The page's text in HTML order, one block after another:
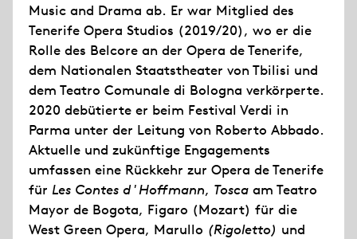
Music and Drama ab. Er war Mitglied des
Tenerife Opera Studios (2019/20), wo er die
Rolle des Belcore an der Opera de Tenerife,
dem Nationalen Staatstheater von Tbilisi und
dem Teatro Comunale di Bologna verkörperte.
2020 debütierte er beim Festival Verdi in
Parma unter der Leitung von Roberto Abbado.
Aktuelle und zukünftige Engagements
umfassen eine Rückkehr zur Opera de Tenerife
für Les Contes d'Hoffmann, Tosca am Teatro
Mayor de Bogota, Figaro (Mozart) für die
West Green Opera, Marullo (Rigoletto) und